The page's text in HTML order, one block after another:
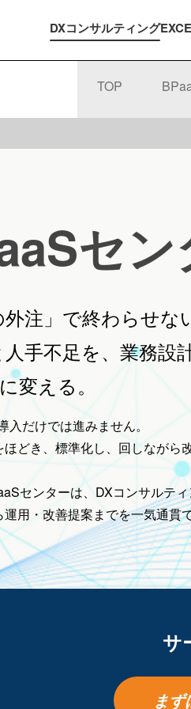
DXコンサルティング
TOP
セン
外注」で終わらせな
人手不足を、業務設
変える。
入だけでは進みません。
ほどき、標準化し、回しながら
センターは、DXコンサルテ
運用・改善提案までを一気通貫
サ
ま